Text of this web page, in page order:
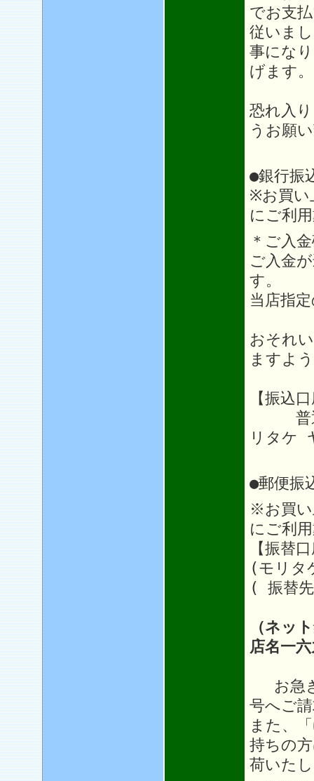
でお支
従いま
事にな
げます。
恐れ入
うお願
●銀行振
※お買い
にご利
＊ご入
ご入金
す。
当店指
おそれ
ますよ
【振込
普通
リタケ
●郵便振
※お買い
にご利
【振替
(モリタ
( 振替
（ネッ
店名一
お急ぎ
号へご
また、
持ちの
荷いた